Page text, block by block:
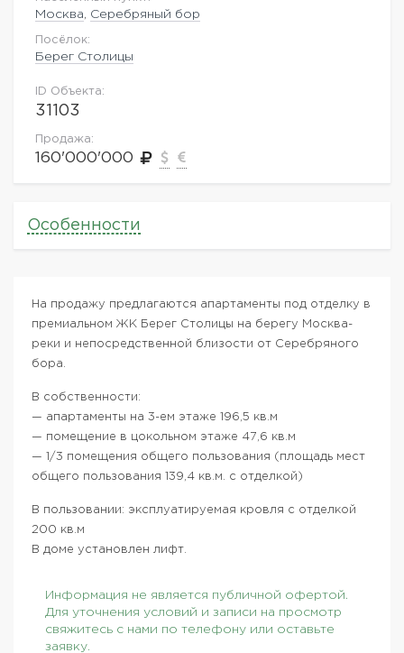
Москва Серебряный бор
Посёлок:
Берег Столицы
ID Объекта:
31103
Продажа:
160'000'000
Особенности
На продажу предлагаются апартаменты под отделку в
премиальном ЖК Берег Столицы на берегу Москва-
реки и непосредственной близости от Серебряного
бора.
В собственности:
— апартаменты на 3-ем этаже 196,5 кв.м
— помещение в цокольном этаже 47,6 кв.м
— 1/3 помещения общего пользования (площадь мест
общего пользования 139,4 кв.м. с отделкой)
В пользовании: эксплуатируемая кровля с отделкой
200 кв.м
В доме установлен лифт.
Информация не является публичной офертой.
Для уточнения условий и записи на просмотр
свяжитесь с нами по телефону или оставьте
заявку.